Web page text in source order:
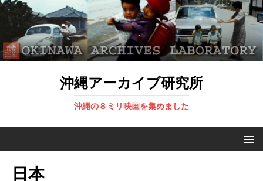
沖縄アーカイブ研究所
沖縄の８ミリ映画を集めました
日本